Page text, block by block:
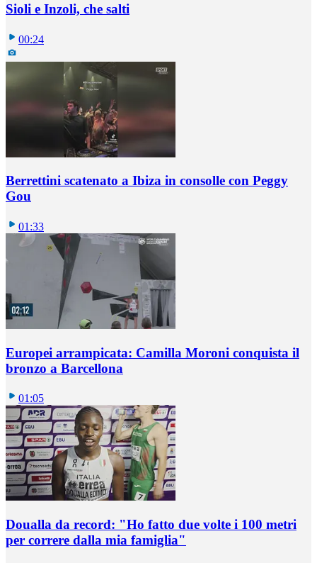
Sioli e Inzoli, che salti
00:24
Berrettini scatenato a Ibiza in consolle con Peggy
Gou
01:33
Europei arrampicata: Camilla Moroni conquista il
bronzo a Barcellona
01:05
Doualla da record: "Ho fatto due volte i 100 metri
per correre dalla mia famiglia"